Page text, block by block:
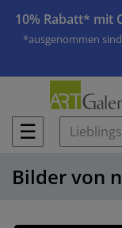
10% Rabatt* mit
*ausgenommen
☰
Bilder von